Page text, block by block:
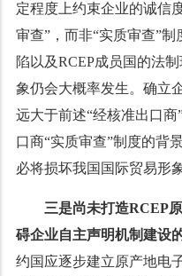
定程度上约束企业的诚信
审查”，而非“实质审查”
陷以及RCEP成员国的法
象仍会大概率发生。确立
远大于前述“经核准出口
口商“实质审查”制度的背
必将损坏我国国际贸易形象
三是尚未打造RCEP
碍企业自主声明机制建设
约国应逐步建立原产地电